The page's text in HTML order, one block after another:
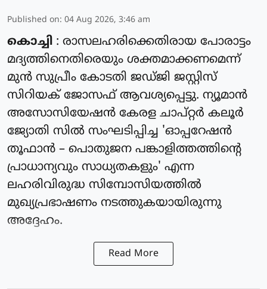
Published on: 04 Aug 2026, 3:46 am
കൊച്ചി : രാസലഹരിക്കെതിരായ പോരാട്ടം
മദ്യത്തിനെതിരെയും ശക്തമാക്കണമെന്ന്
മുൻ സുപ്രീം കോടതി ജഡ്ജി ജസ്റ്റിസ്
സിറിയക് ജോസഫ് ആവശ്യപ്പെട്ടു. ന്യൂമാൻ
അസോസിയേഷൻ കേരള ചാപ്റ്റർ കലൂർ
ജ്യോതി സിൽ സംഘടിപ്പിച്ച 'ഓപ്പറേഷൻ
തൂഫാൻ – പൊതുജന പങ്കാളിത്തത്തിന്റെ
പ്രാധാന്യവും സാധ്യതകളും' എന്ന
ലഹരിവിരുദ്ധ സിമ്പോസിയത്തിൽ
മുഖ്യപ്രഭാഷണം നടത്തുകയായിരുന്നു
അദ്ദേഹം.
Read More